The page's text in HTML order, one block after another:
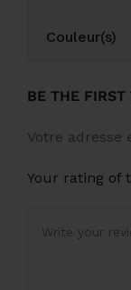
Couleur(s)
BE THE FIRST
Votre adresse
Your rating of